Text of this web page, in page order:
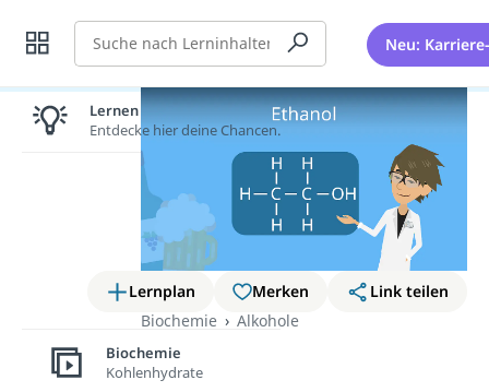
Suche Neu:
Lernplan Merken
Link teilen
Biochemie
Alkohole
Ethanol
Lernen lohnt sich!
Entdecke hier deine Chancen.
Biochemie
Kohlenhydrate